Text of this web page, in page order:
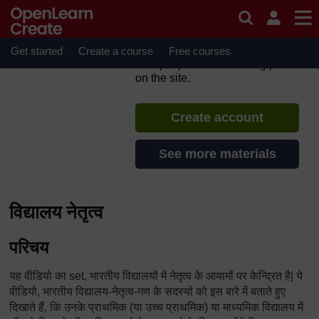
Get started Create a course Free courses
TESS-India: Bihar
If you create an account, you can
on the site.
Create account
See more materials
विद्यालय नेतृत्व
परिचय
यह वीडियो का set, भारतीय विद्यालयों में नेतृत्व के आयामों पर केन्द्रित है| ये
वीडियो, भारतीय विद्यालय-नेतृत्व-गण के सदस्यों को इस बारे में बताते हुए
दिखाते हैं, कि उनके प्राथमिक (या उच्च प्राथमिक) या माध्यमिक विद्यालय में